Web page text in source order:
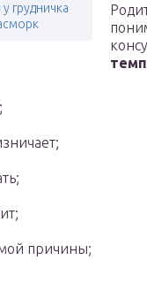
грудничка
причины;